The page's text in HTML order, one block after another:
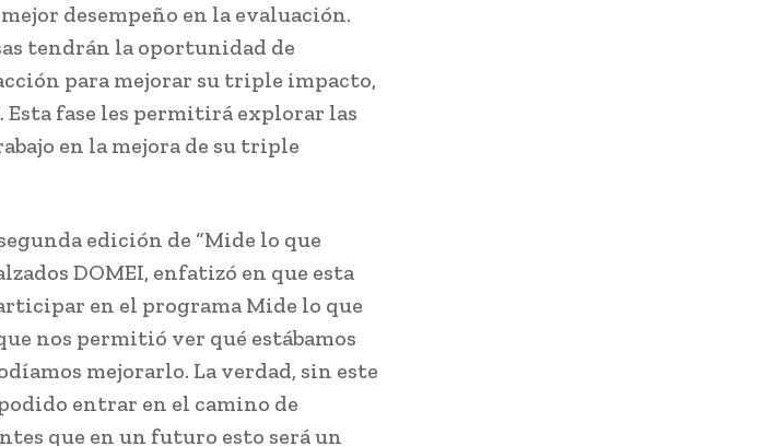
desempeño en la evaluación.
tendrán la oportunidad de
para mejorar su triple impacto,
Esta fase les permitirá explorar las
en la mejora de su triple
edición de “Mide lo que
DOMEI, enfatizó en que esta
en el programa Mide lo que
nos permitió ver qué estábamos
mejorarlo. La verdad, sin este
entrar en el camino de
que en un futuro esto será un